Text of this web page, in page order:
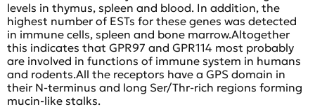
levels in thymus, spleen and blood. In addition, the
highest number of ESTs for these genes was detected
in immune cells, spleen and bone marrow.Altogether
this indicates that GPR97 and GPR114 most probably
are involved in functions of immune system in humans
and rodents.All the receptors have a GPS domain in
their N-terminus and long Ser/Thr-rich regions forming
mucin-like stalks.